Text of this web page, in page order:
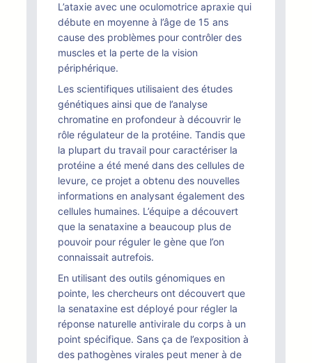
L’ataxie avec une oculomotrice apraxie qui
débute en moyenne à l’âge de 15 ans
cause des problèmes pour contrôler des
muscles et la perte de la vision
périphérique.
Les scientifiques utilisaient des études
génétiques ainsi que de l’analyse
chromatine en profondeur à découvrir le
rôle régulateur de la protéine. Tandis que
la plupart du travail pour caractériser la
protéine a été mené dans des cellules de
levure, ce projet a obtenu des nouvelles
informations en analysant également des
cellules humaines. L’équipe a découvert
que la senataxine a beaucoup plus de
pouvoir pour réguler le gène que l’on
connaissait autrefois.
En utilisant des outils génomiques en
pointe, les chercheurs ont découvert que
la senataxine est déployé pour régler la
réponse naturelle antivirale du corps à un
point spécifique. Sans ça de l’exposition à
des pathogènes virales peut mener à de